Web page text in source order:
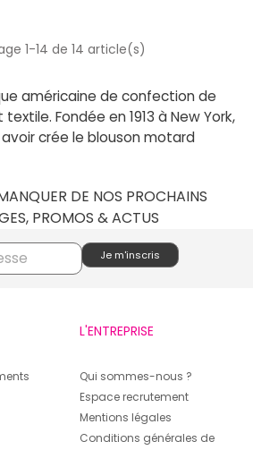
1-14 de 14 article(s)
américaine de confection de
Fondée en 1913 à New York,
crée le blouson motard
DE NOS PROCHAINS
PROMOS & ACTUS
L'ENTREPRISE
Qui sommes-nous ?
Espace recrutement
Mentions légales
Conditions générales de